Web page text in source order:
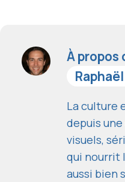
À propos
Raphaël
La culture
depuis
visuels,
qui nourrit
aussi bien